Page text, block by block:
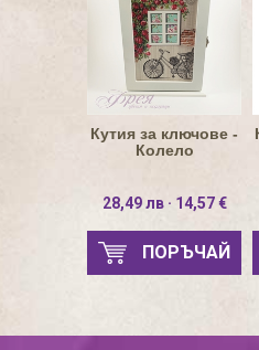
Кутия за ключове -
Колело
28,49 лв · 14,57 €
ПОРЪЧАЙ